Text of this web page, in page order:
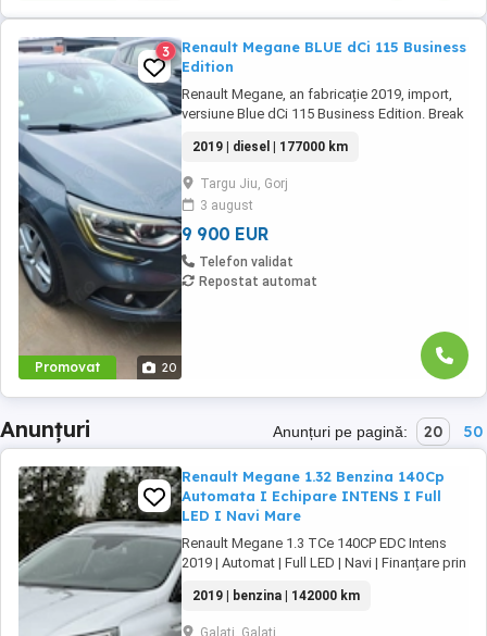
Promovat 20
3
Renault Megane BLUE dCi 115 Business
Edition
Renault Megane, an fabricație 2019, import,
versiune Blue dCi 115 Business Edition. Break
fiabilitate și dotări avansate de confort și
siguranță. Mașina se prezintă într-o stare
tehnică foarte bună, cu multiple echipamente
pentru o experiență completă la volan. -Prima
...
2019 | diesel | 177000 km
Targu Jiu, Gorj
3 august
9 900 EUR
Telefon validat
Repostat automat
Anunțuri Anunțuri pe pagină: 20 50
Renault Megane 1.32 Benzina 140Cp
Automata I Echipare INTENS I Full
LED I Navi Mare
Renault Megane 1.3 TCe 140CP EDC Intens
2019 | Automat | Full LED | Navi | Finanțare prin
pe toată perioada finanțării Aprobare rapidă
Garanție inclusă pentru autoturismele eligibile
2019 | benzina | 142000 km
Galati, Galati